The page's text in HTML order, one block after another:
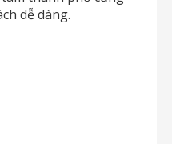
dễ dàng.